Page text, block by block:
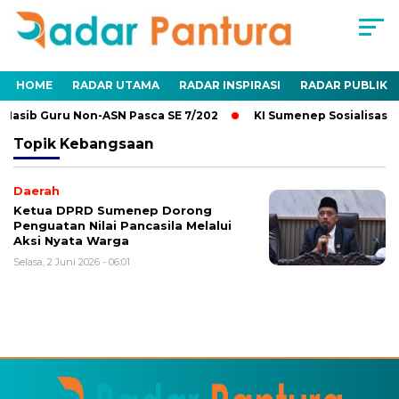
HOME RADAR UTAMA RADAR INSPIRASI RADAR PUBLIK
Guru Non-ASN Pasca SE 7/202 KI Sumenep
Topik Kebangsaan
Daerah
Ketua DPRD Sumenep Dorong
Penguatan Nilai Pancasila Melalui
Aksi Nyata Warga
Selasa, 2 Juni 2026 - 06:01